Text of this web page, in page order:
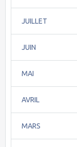
JUILLET
JUIN
MAI
AVRIL
MARS